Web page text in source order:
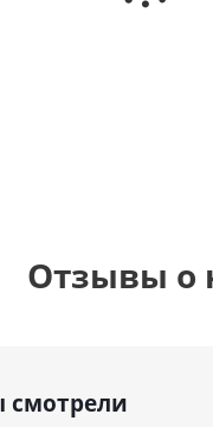
фольгированный
Отзывы о
смотрели